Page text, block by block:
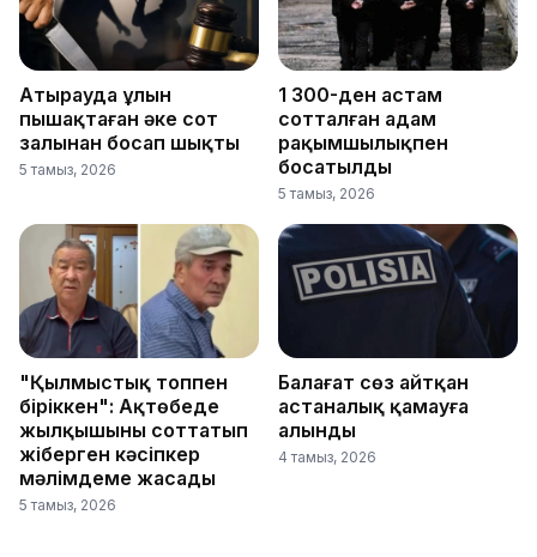
Атырауда ұлын
пышақтаған әке сот
залынан босап шықты
5 тамыз, 2026
1 300-ден астам
сотталған адам
рақымшылықпен
босатылды
5 тамыз, 2026
"Қылмыстық топпен
біріккен": Ақтөбеде
жылқышыны соттатып
жіберген кәсіпкер
мәлімдеме жасады
5 тамыз, 2026
Балағат сөз айтқан
астаналық қамауға
алынды
4 тамыз, 2026